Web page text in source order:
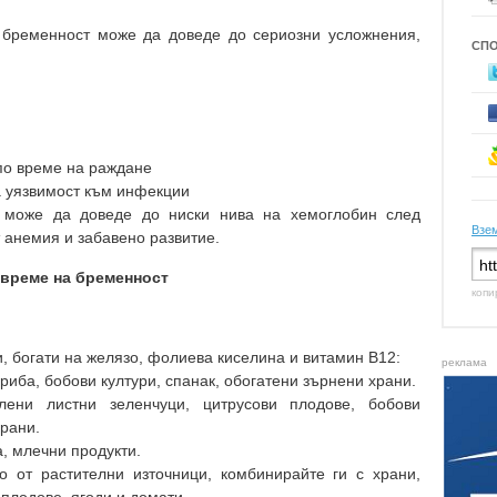
може да доведе до сериозни усложнения,
време на раждане
към инфекции
да доведе до ниски нива на хемоглобин след
и забавено развитие.
на бременност
богати на желязо, фолиева киселина и витамин B12:
бобови култури, спанак, обогатени зърнени храни.
листни зеленчуци, цитрусови плодове, бобови
продукти.
растителни източници, комбинирайте ги с храни,
реклама